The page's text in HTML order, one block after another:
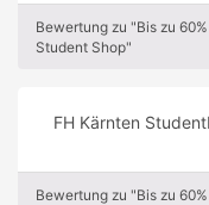
Bewertung zu "Bis zu
Student Shop"
FH Kärnten
Bewertung zu "Bis zu